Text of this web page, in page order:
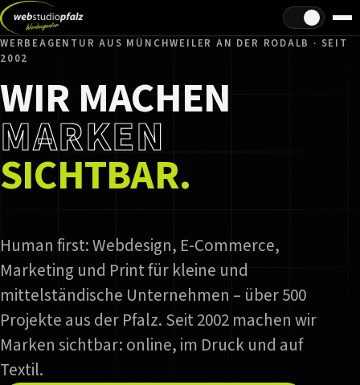
Hell/Dunkel
WERBEAGENTUR AUS MÜNCHWEILER AN DER RODALB · SEIT
2002
WIR MACHEN
MARKEN
SICHTBAR.
Human first: Webdesign, E-Commerce,
Marketing und Print für kleine und
mittelständische Unternehmen – über 500
Projekte aus der Pfalz. Seit 2002 machen wir
Marken sichtbar: online, im Druck und auf
Textil.